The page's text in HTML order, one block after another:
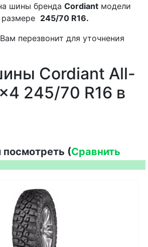
шины бренда Cordiant модели
размере 245/70 R16.
перезвонит для уточнения
Cordiant All-
245/70 R16 в
(Сравнить